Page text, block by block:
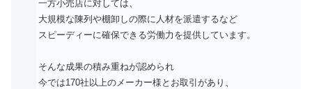
一方小売店に対しては、
大規模な陳列や棚卸しの際に人材を派遣するなど
スピーディーに確保できる労働力を提供しています。
そんな成果の積み重ねが認められ
今では170社以上のメーカー様とお取引があり、